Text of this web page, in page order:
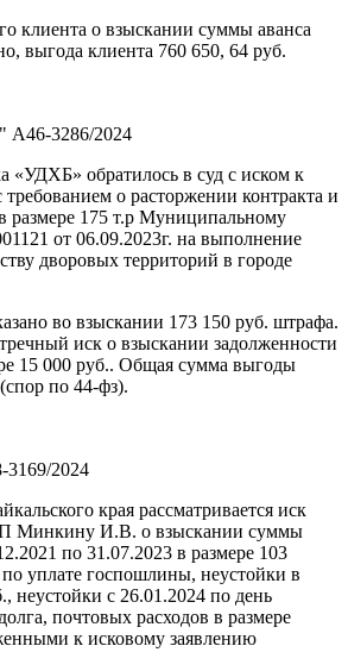
клиента о взыскании суммы аванса
выгода клиента 760 650, 64 руб.
3286/2024
«УДХБ» обратилось в суд с иском к
о расторжении контракта и
размере 175 т.р Муниципальному
от 06.09.2023г. на выполнение
дворовых территорий в городе
во взыскании 173 150 руб. штрафа.
иск о взыскании задолженности
15 000 руб.. Общая сумма выгоды
по 44-фз).
2024
края рассматривается иск
Минкину И.В. о взыскании суммы
по 31.07.2023 в размере 103
по уплате госпошлины, неустойки в
неустойки с 26.01.2024 по день
почтовых расходов в размере
к исковому заявлению